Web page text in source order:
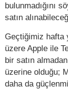
bulunmadığını
satın
Geçtiğimiz hafta
üzere Apple ile
bir satın
üzerine olduğu;
daha da